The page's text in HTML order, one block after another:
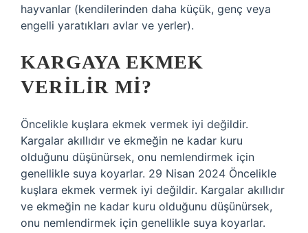
hayvanlar (kendilerinden daha küçük, genç veya
engelli yaratıkları avlar ve yerler).
KARGAYA EKMEK
VERILIR MI?
Öncelikle kuşlara ekmek vermek iyi değildir.
Kargalar akıllıdır ve ekmeğin ne kadar kuru
olduğunu düşünürsek, onu nemlendirmek için
genellikle suya koyarlar. 29 Nisan 2024 Öncelikle
kuşlara ekmek vermek iyi değildir. Kargalar akıllıdır
ve ekmeğin ne kadar kuru olduğunu düşünürsek,
onu nemlendirmek için genellikle suya koyarlar.